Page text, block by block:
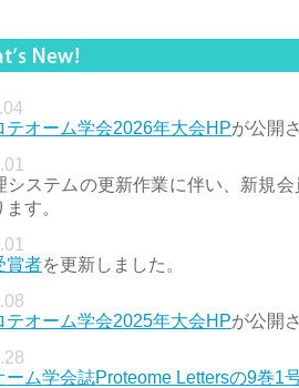
テオーム学会2026年大会HPが公開
システムの更新作業に伴い、新規
す。
賞者を更新しました。
テオーム学会2025年大会HPが公開
ーム学会誌Proteome Lettersの9巻1